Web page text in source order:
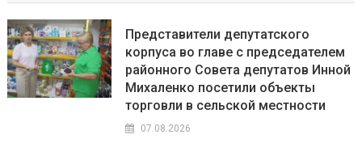
Представители депутатского
корпуса во главе с председателем
районного Совета депутатов Инной
Михаленко посетили объекты
торговли в сельской местности
07.08.2026